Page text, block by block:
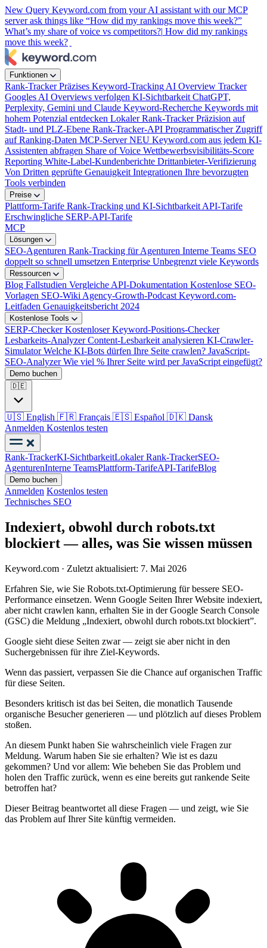
New Query Keyword.com from your AI assistant with our MCP
server ask things like “How did my rankings move this week?”
What’s my share of voice vs competitors?| How did my rankings
move this week?
Funktionen
Rank-TrackerPräzises Keyword-Tracking AI Overview Tracker
Googles AI Overviews verfolgen KI-Sichtbarkeit ChatGPT,
Perplexity, Gemini und Claude Keyword-Recherche Keywords mit
hohem Potenzial entdecken Lokaler Rank-TrackerPräzision auf
Stadt- und PLZ-Ebene Rank-Tracker-API Programmatischer Zugriff
auf Ranking-Daten MCP-ServerNEU Keyword.com aus jedem KI-
Assistenten abfragen Share of Voice Wettbewerbsvisibilitäts-Score
Reporting White-Label-Kundenberichte Drittanbieter-Verifizierung
Von Dritten geprüfte Genauigkeit Integrationen Ihre bevorzugten
Tools verbinden
Preise
Plattform-Tarife Rank-Tracking und KI-Sichtbarkeit API-Tarife
Erschwingliche SERP-API-Tarife
MCP
Lösungen
SEO-Agenturen Rank-Tracking für Agenturen Interne Teams SEO
doppelt so schnell umsetzen Enterprise Unbegrenzt viele Keywords
Ressourcen
Blog Fallstudien Vergleiche API-Dokumentation Kostenlose SEO-
Vorlagen SEO-Wiki Agency-Growth-Podcast Keyword.com-
Leitfaden Genauigkeitsbericht 2024
Kostenlose Tools
SERP-CheckerKostenloser Keyword-Positions-Checker
Lesbarkeits-AnalyzerContent-Lesbarkeit analysieren KI-Crawler-
SimulatorWelche KI-Bots dürfen Ihre Seite crawlen? JavaScript-
SEO-AnalyzerWie viel % Ihrer Seite wird per JavaScript eingefügt?
Demo buchen
🇩🇪
🇺🇸 English 🇫🇷 Français 🇪🇸 Español 🇩🇰 Dansk
Anmelden Kostenlos testen
Rank-TrackerKI-SichtbarkeitLokaler Rank-TrackerSEO-
AgenturenInterne TeamsPlattform-TarifeAPI-TarifeBlog
Demo buchen
Anmelden Kostenlos testen
Technisches SEO
Indexiert, obwohl durch robots.txt
blockiert — alles, was Sie wissen müssen
Keyword.com · Zuletzt aktualisiert: 7. Mai 2026
Erfahren Sie, wie Sie Robots.txt-Optimierung für bessere SEO-
Performance einsetzen. Wenn Google Seiten Ihrer Website indexiert,
aber nicht crawlen kann, erhalten Sie in der Google Search Console
(GSC) die Meldung „Indexiert, obwohl durch robots.txt blockiert”.
Google sieht diese Seiten zwar — zeigt sie aber nicht in den
Suchergebnissen für ihre Ziel-Keywords.
Wenn das passiert, verpassen Sie die Chance auf organischen Traffic
für diese Seiten.
Besonders kritisch ist das bei Seiten, die monatlich Tausende
organische Besucher generieren — und plötzlich auf dieses Problem
stoßen.
An diesem Punkt haben Sie wahrscheinlich viele Fragen zur
Meldung. Warum haben Sie sie erhalten? Wie ist es dazu
gekommen? Und vor allem: Wie beheben Sie das Problem und
holen den Traffic zurück, wenn es eine bereits gut rankende Seite
betroffen hat?
Dieser Beitrag beantwortet all diese Fragen — und zeigt, wie Sie
das Problem auf Ihrer Site künftig vermeiden.